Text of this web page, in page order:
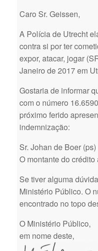
Caro Sr. Geissen,
A Polícia de Utrecht
contra si por ter
expor, atacar, jogar
Janeiro de 2017 em
Gostaria de informar
com o número
próximo ferido
indemnização:
Sr. Johan de Boer (ps)
O montante do
Se tiver alguma
Ministério Público. O
encontrado no topo
O Ministério Público,
em nome deste,